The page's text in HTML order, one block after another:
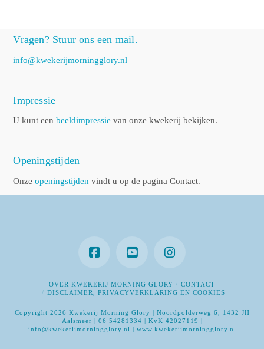
Vragen? Stuur ons een mail.
info@kwekerijmorningglory.nl
Impressie
U kunt eenbeeldimpressie van onze kwekerij bekijken.
Openingstijden
Onzeopeningstijden vindt u op de pagina Contact.
OVER KWEKERIJ MORNING GLORY
CONTACT
DISCLAIMER, PRIVACYVERKLARING EN COOKIES
Copyright 2026 Kwekerij Morning Glory | Noordpolderweg 6, 1432 JH
Aalsmeer | 06 54281334 | KvK 42027119 |
info@kwekerijmorningglory.nl | www.kwekerijmorningglory.nl